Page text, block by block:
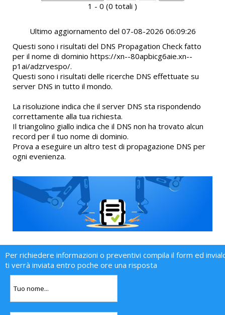
1 - 0 (0 totali )
Ultimo aggiornamento del 07-08-2026 06:09:26
Questi sono i risultati del DNS Propagation Check fatto
per il nome di dominio https://xn--80apbicg6aie.xn--
p1ai/adzrvespo/.
Questi sono i risultati delle ricerche DNS effettuate su
server DNS in tutto il mondo.
La risoluzione indica che il server DNS sta rispondendo
correttamente alla tua richiesta.
Il triangolino giallo indica che il DNS non ha trovato alcun
record per il tuo nome di dominio.
Prova a eseguire un altro test di propagazione DNS per
ogni evenienza.
Per richiedere informazioni o preventivi compila il form ed
ti verrà inviata entro poche ore una risposta